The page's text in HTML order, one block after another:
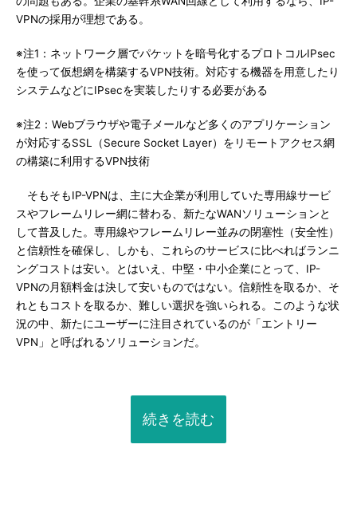
VPNの採用が理想である。
※注1：ネットワーク層でパケットを暗号化するプロトコルIPsec
を使って仮想網を構築するVPN技術。対応する機器を用意したり
システムなどにIPsecを実装したりする必要がある
※注2：Webブラウザや電子メールなど多くのアプリケーション
が対応するSSL（Secure Socket Layer）をリモートアクセス網
の構築に利用するVPN技術
そもそもIP-VPNは、主に大企業が利用していた専用線サービ
スやフレームリレー網に替わる、新たなWANソリューションと
して普及した。専用線やフレームリレー並みの閉塞性（安全性）
と信頼性を確保し、しかも、これらのサービスに比べればランニ
ングコストは安い。とはいえ、中堅・中小企業にとって、IP-
VPNの月額料金は決して安いものではない。信頼性を取るか、そ
れともコストを取るか、難しい選択を強いられる。このような状
況の中、新たにユーザーに注目されているのが「エントリー
VPN」と呼ばれるソリューションだ。
続きを読む